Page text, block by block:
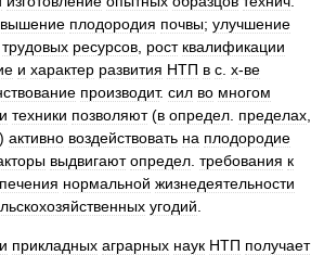
плодородия почвы; улучшение
трудовых ресурсов рост квалификации
и характер развития НТП в с х-ве
производит. сил во многом
и техники позволяют(в определ пределах
) активно воздействовать на плодородие
выдвигают определ требования к
нормальной жизнедеятельности
угодий
и прикладных аграрных наук НТП получает